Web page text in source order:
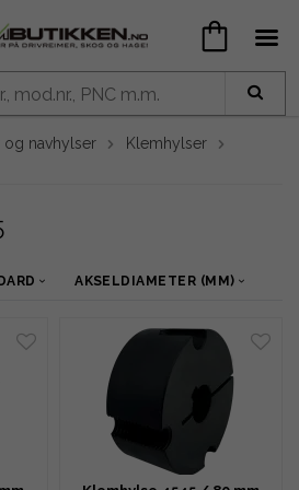
og navhylser
Klemhylser
AKSELDIAMETER (MM)